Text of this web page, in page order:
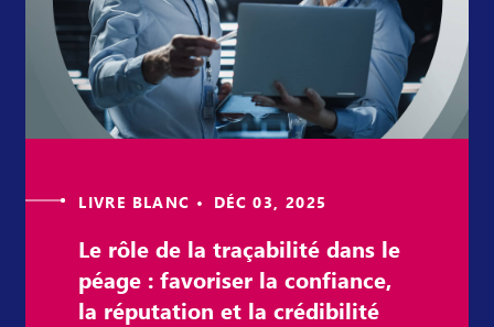
LIVRE BLANC • DÉC 03, 2025
Le rôle de la traçabilité dans le
péage : favoriser la confiance,
la réputation et la crédibilité